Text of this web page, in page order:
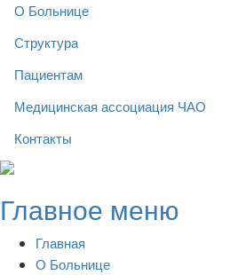
О Больнице
Структура
Пациентам
Медицинская ассоциация ЧАО
Контакты
Skip
content
Главное меню
Главная
О Больнице